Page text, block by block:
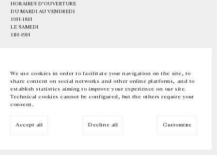
We use cookies in order to facilitate your navigation on the site, to
share content on social networks and other online platforms, and to
establish statistics aiming to improve your experience on our site.
Technical cookies cannot be configured, but the others require your
consent.
Accept all Decline all Customize
HORAIRES D'OUVERTURE
DU MARDI AU VENDREDI
10H-18H
LE SAMEDI
11H-19H
EN FR 中文 Facebook Instagram
Inscrivez-vous à notre newsletter